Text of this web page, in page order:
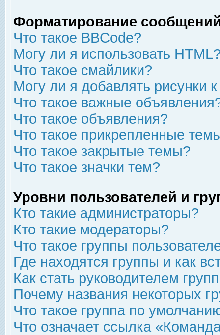
Форматирование
Что такое BBCode?
Могу ли я использовать
Что такое смайлики?
Могу ли я добавлять рисунки
Что такое важные
Что такое объявления?
Что такое прикрепленные
Что такое закрытые темы?
Что такое значки тем?
Уровни пользователей и
Кто такие администраторы?
Кто такие модераторы?
Что такое группы
Где находятся группы и как
Как стать руководителем
Почему названия некоторых
Что такое группа по
Что означает ссылка